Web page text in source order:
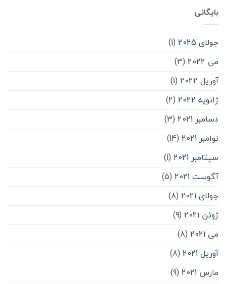
بایگانی
جولای 2025
(1)
می 2022
(3)
آوریل 2022
(1)
ژانویه 2022
(2)
دسامبر 2021
(3)
نوامبر 2021
(14)
سپتامبر 2021
(1)
آگوست 2021
(5)
جولای 2021
(8)
ژوئن 2021
(9)
می 2021
(8)
آوریل 2021
(8)
مارس 2021
(9)